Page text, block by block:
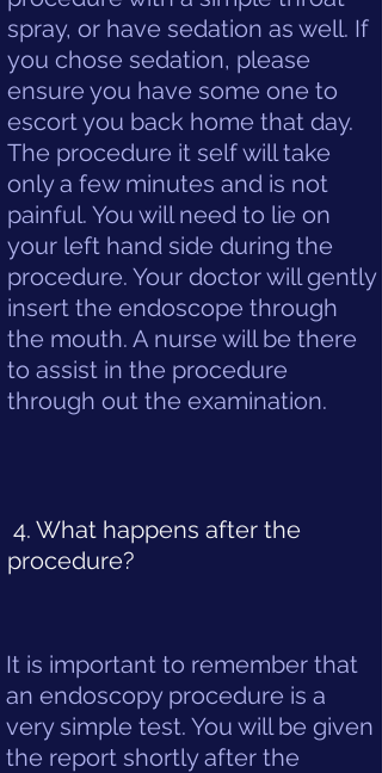
It is important to remember that
an endoscopy procedure is a
very simple test. You will be given
the report shortly after the
4. What happens after the
procedure?
spray, or have sedation as well. If
you chose sedation, please
ensure you have some one to
escort you back home that day.
The procedure it self will take
only a few minutes and is not
painful. You will need to lie on
your left hand side during the
procedure. Your doctor will gently
insert the endoscope through
the mouth. A nurse will be there
to assist in the procedure
through out the examination.